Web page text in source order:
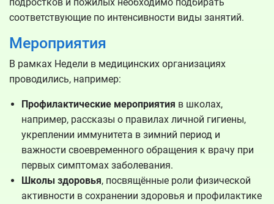
соответствующие по интенсивности виды занятий.
Мероприятия
В рамках Недели в медицинских организациях
проводились, например:
Профилактические мероприятия в школах,
например, рассказы о правилах личной гигиены,
укреплении иммунитета в зимний период и
важности своевременного обращения к врачу при
первых симптомах заболевания.
Школы здоровья, посвящённые роли физической
активности в сохранении здоровья и профилактике